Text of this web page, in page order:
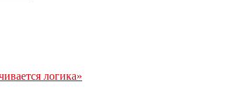
логика»